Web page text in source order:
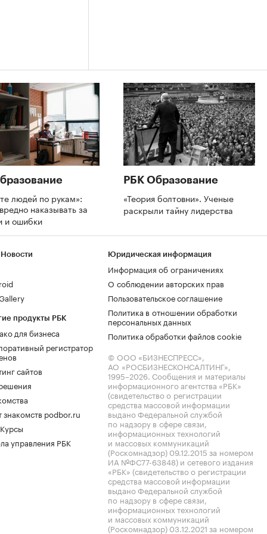
людей по рукам»:
наказывать за
и ошибки
РБК Образование
«Теория болтовни». Ученые
раскрыли тайну лидерства
продукты РБК
для бизнеса
регистратор
сайтов
знакомств podbor.ru
управления РБК
Юридическая информация
Информация об ограничениях
О соблюдении авторских прав
Пользовательское соглашение
Политика в отношении обработки
персональных данных
Политика обработки файлов cookie
© ООО «БИЗНЕСПРЕСС»,
АО «РОСБИЗНЕСКОНСАЛТИНГ»,
1995–2026. Сообщения и материалы
информационного агентства «РБК»
(свидетельство о регистрации
средства массовой информации
выдано Федеральной службой
по надзору в сфере связи,
информационных технологий
и массовых коммуникаций
(Роскомнадзор) 09.12.2015 за номером
ИА №ФС77-63848) и сетевого издания
«РБК» (свидетельство о регистрации
средства массовой информации
выдано Федеральной службой
по надзору в сфере связи,
информационных технологий
и массовых коммуникаций
(Роскомнадзор) 03.12.2021 за номером